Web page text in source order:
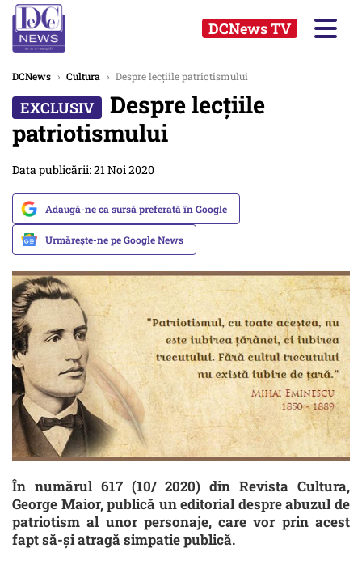
DCNews TV
DCNews › Cultura › Despre lecțiile patriotismului
Despre lecțiile
patriotismului
Data publicării: 21 Noi 2020
Adaugă-ne ca sursă preferată în Google
Urmărește-ne pe Google News
În numărul 617 (10/ 2020) din Revista Cultura,
George Maior, publică un editorial despre abuzul de
patriotism al unor personaje, care vor prin acest
fapt să-și atragă simpatie publică.